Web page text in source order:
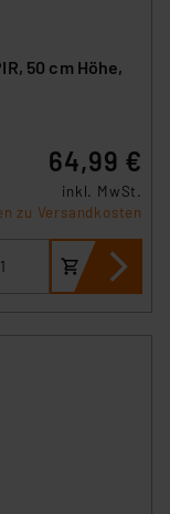
50 cm Höhe,
64,99 €
inkl. MwSt.
zu Versandkosten